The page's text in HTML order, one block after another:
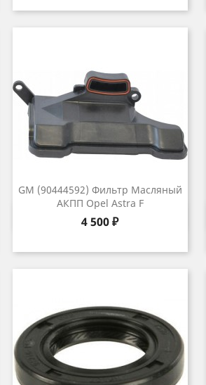
GM (90444592) Фильтр Масляный
АКПП Opel Astra F
Цена
4 500 ₽
Быстрый просмотр